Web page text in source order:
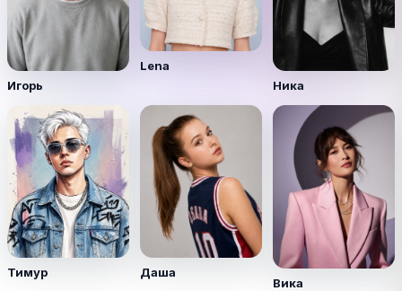
Игорь
Lena
Ника
Тимур Даша
Вика